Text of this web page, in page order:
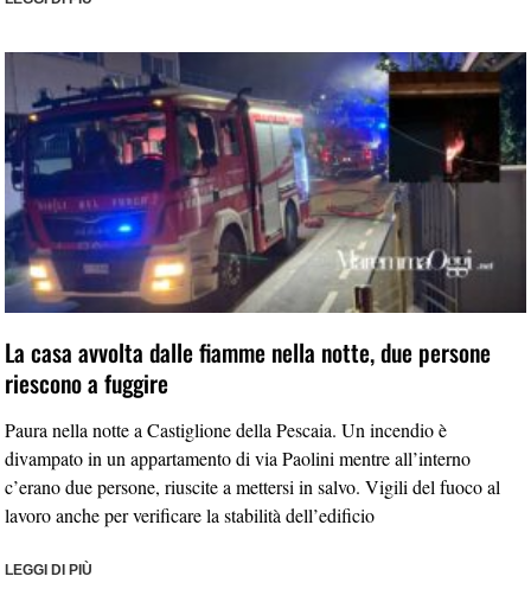
La casa avvolta dalle fiamme nella notte, due persone
riescono a fuggire
Paura nella notte a Castiglione della Pescaia. Un incendio è
divampato in un appartamento di via Paolini mentre all’interno
c’erano due persone, riuscite a mettersi in salvo. Vigili del fuoco al
lavoro anche per verificare la stabilità dell’edificio
LEGGI DI PIÙ